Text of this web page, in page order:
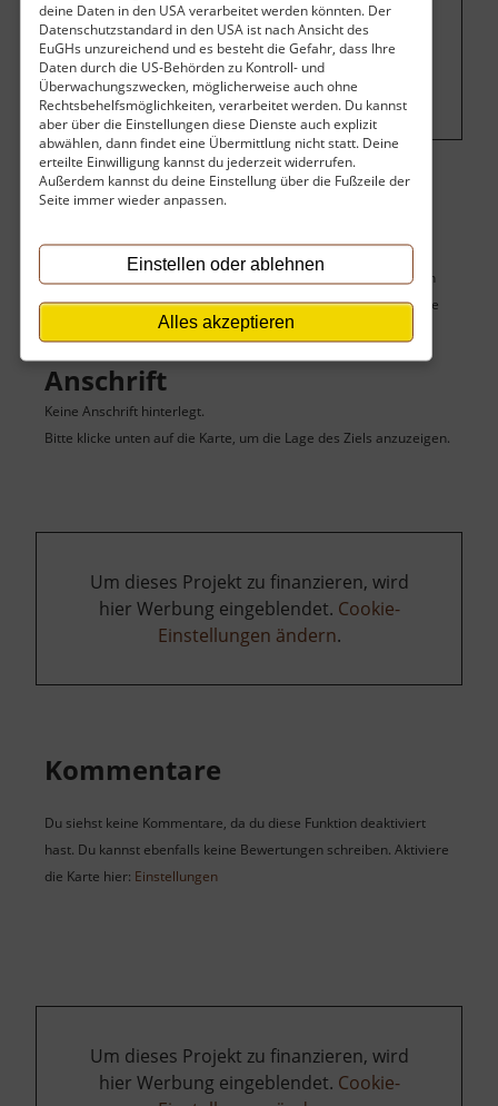
deine Daten in den USA verarbeitet werden könnten. Der
Datenschutzstandard in den USA ist nach Ansicht des
EuGHs unzureichend und es besteht die Gefahr, dass Ihre
Daten durch die US-Behörden zu Kontroll- und
Überwachungszwecken, möglicherweise auch ohne
Rechtsbehelfsmöglichkeiten, verarbeitet werden. Du kannst
aber über die Einstellungen diese Dienste auch explizit
abwählen, dann findet eine Übermittlung nicht statt. Deine
erteilte Einwilligung kannst du jederzeit widerrufen.
Außerdem kannst du deine Einstellung über die Fußzeile der
Seite immer wieder anpassen.
Einstellen oder ablehnen
Alles akzeptieren
Um dieses Projekt zu finanzieren, wird
hier Werbung eingeblendet.
Einstellungen ändern.
Du siehst hier keine Karte des Zieles sowie seiner umgebenden
Sehenswürdigkeiten, weil du die Karte deaktiviert hast. Aktiviere
Einstellungen
Anschrift
Keine Anschrift hinterlegt.
Bitte klicke unten auf die Karte, um die Lage des Ziels anzuzeigen.
Um dieses Projekt zu finanzieren, wird
hier Werbung eingeblendet. Cookie-
Einstellungen ändern.
Kommentare
Du siehst keine Kommentare, da du diese Funktion deaktiviert
hast. Du kannst ebenfalls keine Bewertungen schreiben. Aktiviere
die Karte hier: Einstellungen
Um dieses Projekt zu finanzieren, wird
hier Werbung eingeblendet. Cookie-